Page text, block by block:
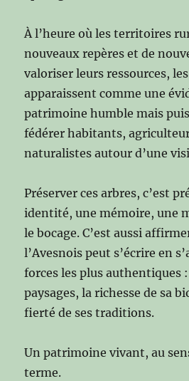
À l’heure où les territoires
nouveaux repères et de
valoriser leurs ressources,
apparaissent comme une
patrimoine humble mais
fédérer habitants,
naturalistes autour d’une
Préserver ces arbres, c’est
identité, une mémoire, une
le bocage. C’est aussi
l’Avesnois peut s’écrire en
forces les plus authentiques
paysages, la richesse de sa
fierté de ses traditions.
Un patrimoine vivant, au
terme.